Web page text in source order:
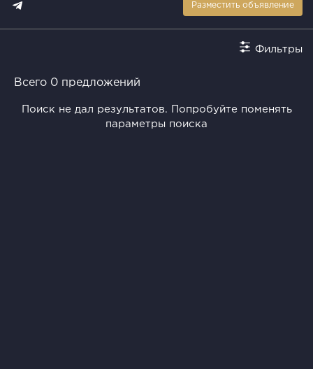
Разместить объявление
Фильтры
Всего 0 предложений
Поиск не дал результатов. Попробуйте поменять
параметры поиска